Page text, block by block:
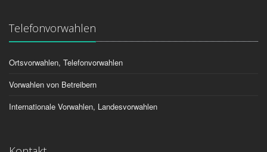
Telefonvorwahlen
Ortsvorwahlen, Telefonvorwahlen
Vorwahlen von Betreibern
Internationale Vorwahlen, Landesvorwahlen